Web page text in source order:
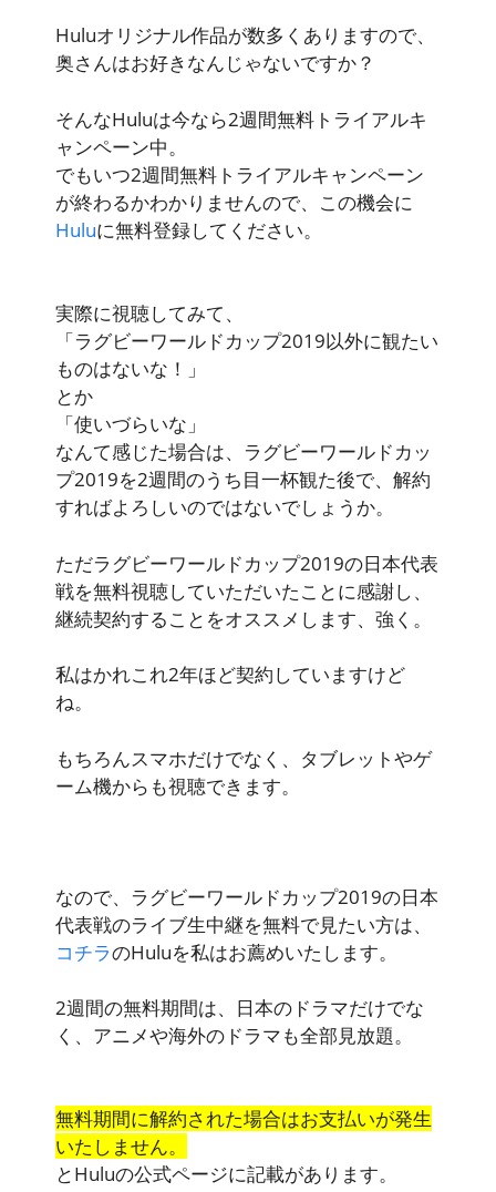
Huluオリジナル作品が数多くありますので、
奥さんはお好きなんじゃないですか？
そんなHuluは今なら2週間無料トライアルキ
ャンペーン中。
でもいつ2週間無料トライアルキャンペーン
が終わるかわかりませんので、この機会に
Huluに無料登録してください。
実際に視聴してみて、
「ラグビーワールドカップ2019以外に観たい
ものはないな！」
とか
「使いづらいな」
なんて感じた場合は、ラグビーワールドカッ
プ2019を2週間のうち目一杯観た後で、解約
すればよろしいのではないでしょうか。
ただラグビーワールドカップ2019の日本代表
戦を無料視聴していただいたことに感謝し、
継続契約することをオススメします、強く。
私はかれこれ2年ほど契約していますけど
ね。
もちろんスマホだけでなく、タブレットやゲ
ーム機からも視聴できます。
なので、ラグビーワールドカップ2019の日本
代表戦のライブ生中継を無料で見たい方は、
コチラのHuluを私はお薦めいたします。
2週間の無料期間は、日本のドラマだけでな
く、アニメや海外のドラマも全部見放題。
無料期間に解約された場合はお支払いが発生
いたしません。
とHuluの公式ページに記載があります。